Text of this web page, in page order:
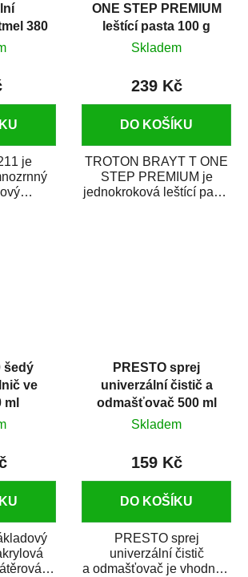
380
je
ONE STEP PREMIUM
leštící pasta 100 g
Skladem
239 Kč
DO KOŠÍKU
TROTON BRAYT T ONE
STEP PREMIUM je
jednokroková leštící pasta
šedý
ve
ml
PRESTO sprej
univerzální čistič a
odmašťovač 500 ml
Skladem
159 Kč
DO KOŠÍKU
PRESTO sprej
univerzální čistič
a odmašťovač je vhodný k